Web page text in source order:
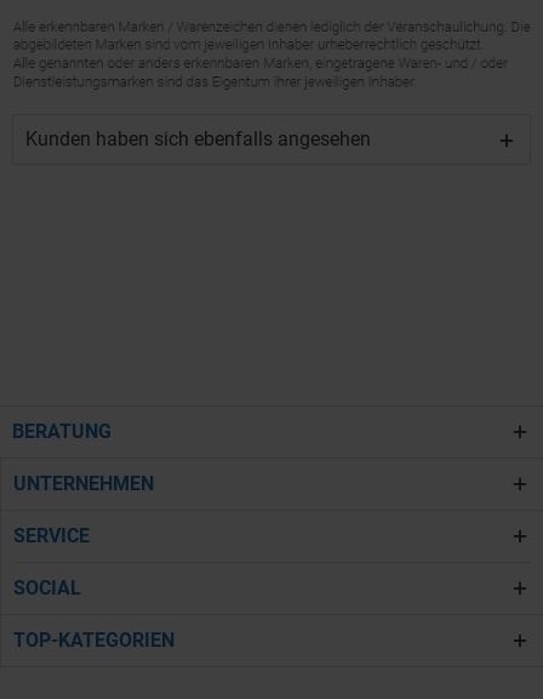
Kunden haben sich ebenfalls angesehen
BERATUNG
UNTERNEHMEN
SERVICE
SOCIAL
TOP-KATEGORIEN